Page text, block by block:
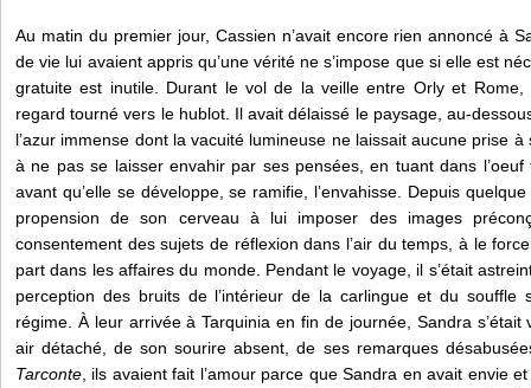
Au matin du premier jour, Cassien n’avait encore rien annoncé à
de vie lui avaient appris qu’une vérité ne s’impose que si elle est
gratuite est inutile. Durant le vol de la veille entre Orly et
regard tourné vers le hublot. Il avait délaissé le paysage, au-
l’azur immense dont la vacuité lumineuse ne laissait aucune prise à
à ne pas se laisser envahir par ses pensées, en tuant dans l’oeuf
avant qu’elle se développe, se ramifie, l’envahisse. Depuis
propension de son cerveau à lui imposer des images
consentement des sujets de réflexion dans l’air du temps, à le
part dans les affaires du monde. Pendant le voyage, il s’était
perception des bruits de l’intérieur de la carlingue et du souffle
régime. À leur arrivée à Tarquinia en fin de journée, Sandra
Tarconte , ils avaient fait l’amour parce que Sandra en avait envie